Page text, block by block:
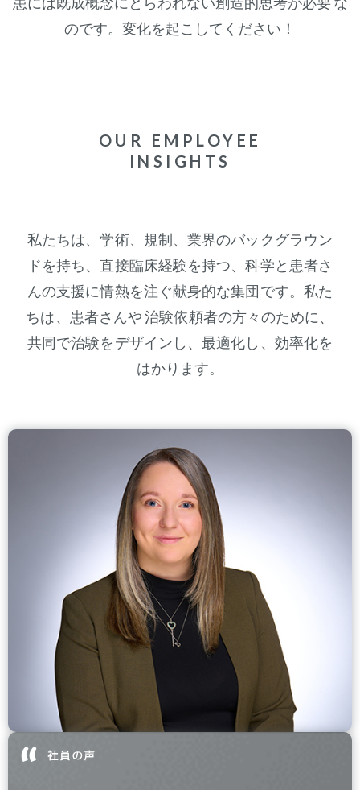
のです。変化を起こしてください！
OUR EMPLOYEE
INSIGHTS
私たちは、学術、規制、業界のバックグラウン
ドを持ち、直接臨床経験を持つ、科学と患者さ
んの支援に情熱を注ぐ献身的な集団です。私た
ちは、患者さんや 治験依頼者の方々のために、
共同で治験をデザインし、最適化し、効率化を
はかります。